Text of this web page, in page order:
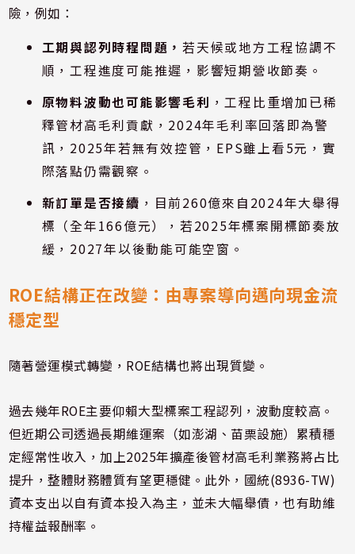
險，例如：
工期與認列時程問題， 若天候或地方工程協調不
順，工程進度可能推遲，影響短期營收節奏。
原物料波動也可能影響毛利 ，工程比重增加已稀
釋管材高毛利貢獻，2024年毛利率回落即為警
訊，2025年若無有效控管，EPS雖上看5元，實
際落點仍需觀察。
新訂單是否接續 ，目前260億來自2024年大舉得
標（全年166億元），若2025年標案開標節奏放
緩，2027年以後動能可能空窗。
ROE結構正在改變：由專案導向邁向現金流
穩定型
隨著營運模式轉變，ROE結構也將出現質變。
過去幾年ROE主要仰賴大型標案工程認列，波動度較高。
但近期公司透過長期維運案（如澎湖、苗栗設施）累積穩
定經常性收入，加上2025年擴產後管材高毛利業務將占比
提升，整體財務體質有望更穩健。此外，國統(8936-TW)
資本支出以自有資本投入為主，並未大幅舉債，也有助維
持權益報酬率。